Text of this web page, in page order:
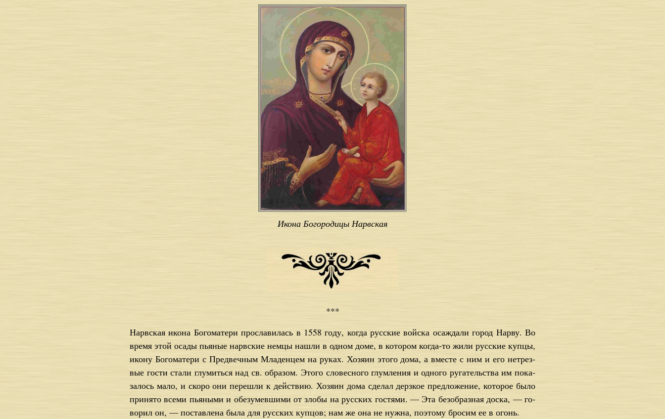
Икона Богородицы Нарвская
***
Нарв­ская ико­на Бо­го­ма­те­ри про­сла­ви­лась в 1558 го­ду, ко­гда рус­ские вой­ска оса­жда­ли го­род Нарву. Во
вре­мя этой оса­ды пья­ные нарв­ские нем­цы на­шли в од­ном до­ме, в ко­то­ром ко­гда-то жи­ли рус­ские куп­цы,
ико­ну Бо­го­ма­те­ри с Пред­веч­ным Мла­ден­цем на ру­ках. Хо­зя­ин это­го до­ма, а вме­сте с ним и его нетрез­
вые го­сти ста­ли глу­мить­ся над св. об­ра­зом. Это­го сло­вес­но­го глум­ле­ния и од­но­го ру­га­тель­ства им по­ка­
за­лось ма­ло, и ско­ро они пе­ре­шли к дей­ствию. Хо­зя­ин до­ма сде­лал дерз­кое пред­ло­же­ние, ко­то­рое бы­ло
при­ня­то все­ми пья­ны­ми и обе­зу­мев­ши­ми от зло­бы на рус­ских го­стя­ми. — Эта без­об­раз­ная дос­ка, — го­
во­рил он, — по­став­ле­на бы­ла для рус­ских куп­цов; нам же она не нуж­на, по­это­му бро­сим ее в огонь.